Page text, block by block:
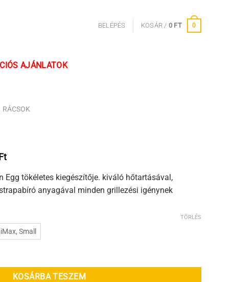
BELÉPÉS KOSÁR / 0 FT 0
AJÁNLATOK
RÁCSOK
Ártartomány:
35
100 Ft
-
800 Ft
Egg tökéletes kiegészítője. kiváló hőtartásával,
anyagával minden grillezési igénynek
Small
TÖRLÉS
KOSÁRBA TESZEM